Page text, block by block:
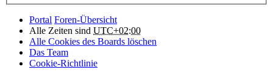
Portal Foren-Übersicht
Alle Zeiten sind UTC+02:00
Alle Cookies des Boards löschen
Das Team
Cookie-Richtlinie